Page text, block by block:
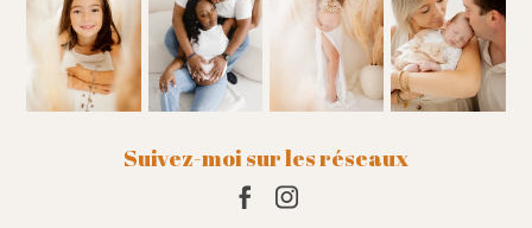
Suivez-moi sur les réseaux